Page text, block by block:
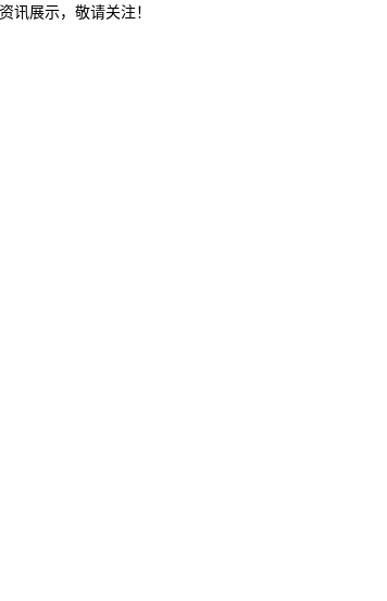
讯展示，敬请关注！